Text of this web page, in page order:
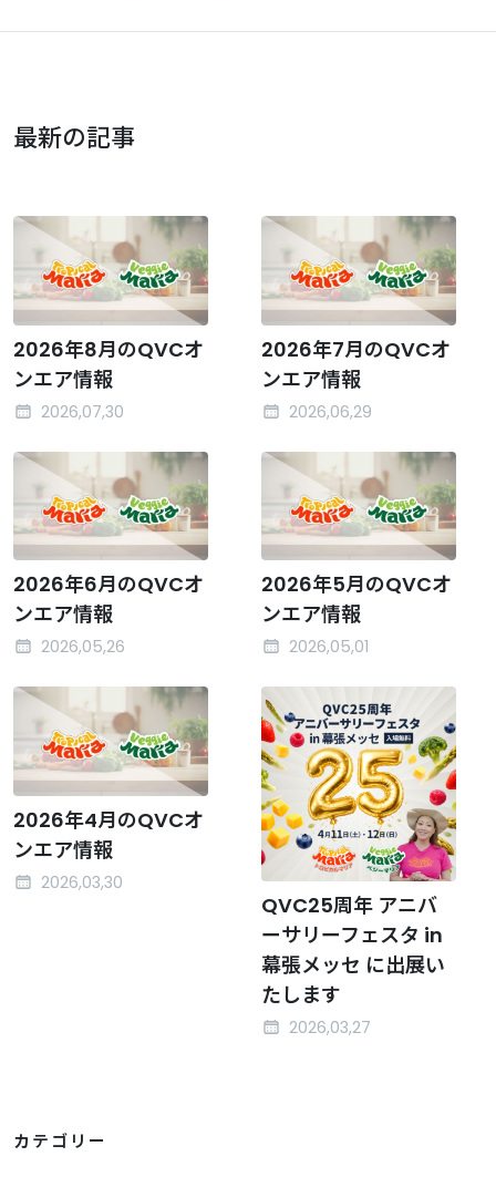
最新の記事
2026年8月のQVCオ
ンエア情報
2026,07,30
2026年7月のQVCオ
ンエア情報
2026,06,29
2026年6月のQVCオ
ンエア情報
2026,05,26
2026年5月のQVCオ
ンエア情報
2026,05,01
2026年4月のQVCオ
ンエア情報
2026,03,30
QVC25周年 アニバ
ーサリーフェスタ in
幕張メッセ に出展い
たします
2026,03,27
カテゴリー